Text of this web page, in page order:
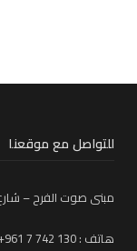
للتواصل مع موقعنا
مبنى صوت الفرح –
هاتف : 130 742 7 961+ / 139 742 7 961+ لبنان